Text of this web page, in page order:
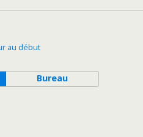
au début
Bureau